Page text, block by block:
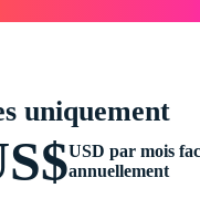
uniquement
USD par mois
annuellement